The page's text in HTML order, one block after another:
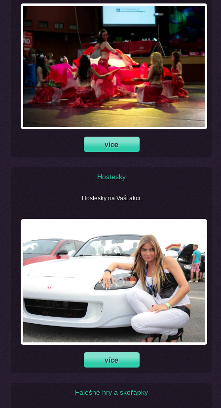
Hostesky
Hostesky na Vaši akci.
Falešné hry a skořápky